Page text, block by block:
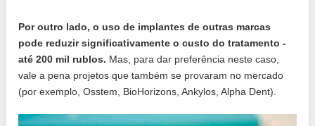
Por outro lado, o uso de implantes de outras marcas
pode reduzir significativamente o custo do tratamento -
até 200 mil rublos. Mas, para dar preferência neste caso,
vale a pena projetos que também se provaram no mercado
(por exemplo, Osstem, BioHorizons, Ankylos, Alpha Dent).